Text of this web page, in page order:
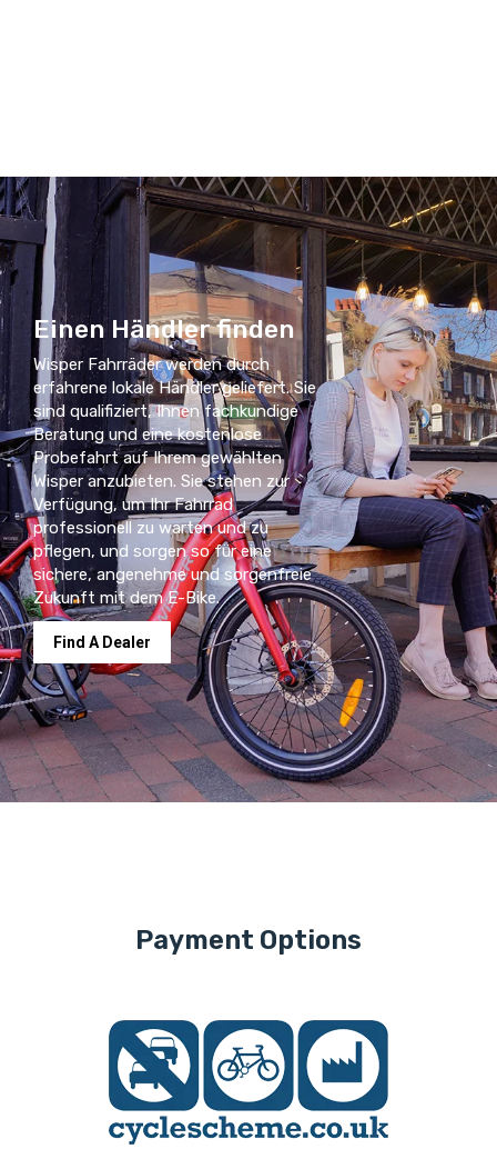
Einen Händler finden
Wisper Fahrräder werden durch
erfahrene lokale Händler geliefert. Sie
sind qualifiziert, Ihnen fachkundige
Beratung und eine kostenlose
Probefahrt auf Ihrem gewählten
Wisper anzubieten. Sie stehen zur
Verfügung, um Ihr Fahrrad
professionell zu warten und zu
pflegen, und sorgen so für eine
sichere, angenehme und sorgenfreie
Zukunft mit dem E-Bike.
Find A Dealer
Payment Options